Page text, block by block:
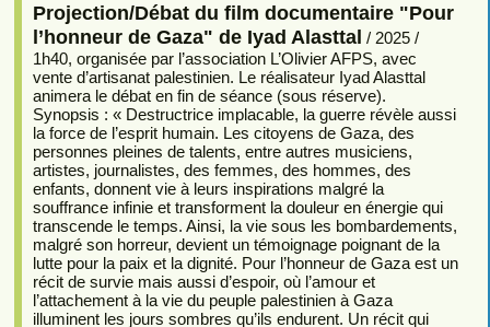
Projection/Débat du film documentaire "Pour
l’honneur de Gaza" de Iyad Alasttal / 2025 /
1h40, organisée par l’association L’Olivier AFPS, avec
vente d’artisanat palestinien. Le réalisateur Iyad Alasttal
animera le débat en fin de séance (sous réserve).
Synopsis : « Destructrice implacable, la guerre révèle aussi
la force de l’esprit humain. Les citoyens de Gaza, des
personnes pleines de talents, entre autres musiciens,
artistes, journalistes, des femmes, des hommes, des
enfants, donnent vie à leurs inspirations malgré la
souffrance infinie et transforment la douleur en énergie qui
transcende le temps. Ainsi, la vie sous les bombardements,
malgré son horreur, devient un témoignage poignant de la
lutte pour la paix et la dignité. Pour l’honneur de Gaza est un
récit de survie mais aussi d’espoir, où l’amour et
l’attachement à la vie du peuple palestinien à Gaza
illuminent les jours sombres qu’ils endurent. Un récit qui